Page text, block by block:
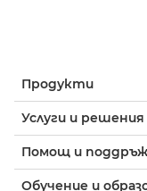
Продукти
Услуги и решения
Помощ и
Обучение и